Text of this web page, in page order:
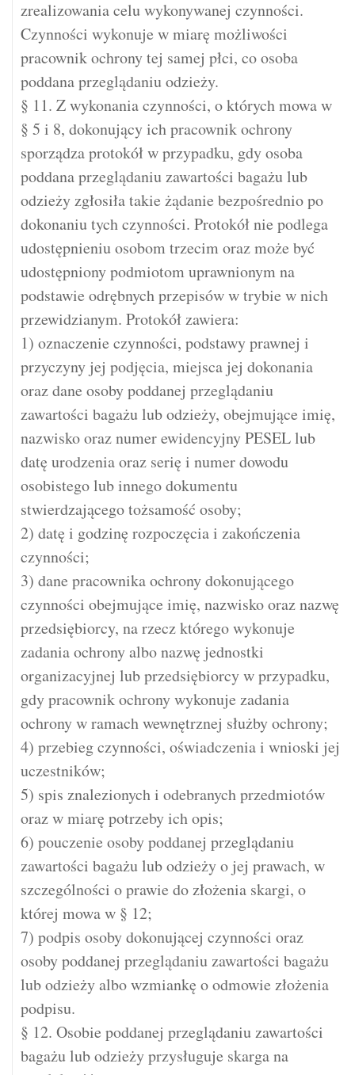
zrealizowania celu wykonywanej czynności.
Czynności wykonuje w miarę możliwości
pracownik ochrony tej samej płci, co osoba
poddana przeglądaniu odzieży.
§ 11. Z wykonania czynności, o których mowa w
§ 5 i 8, dokonujący ich pracownik ochrony
sporządza protokół w przypadku, gdy osoba
poddana przeglądaniu zawartości bagażu lub
odzieży zgłosiła takie żądanie bezpośrednio po
dokonaniu tych czynności. Protokół nie podlega
udostępnieniu osobom trzecim oraz może być
udostępniony podmiotom uprawnionym na
podstawie odrębnych przepisów w trybie w nich
przewidzianym. Protokół zawiera:
1) oznaczenie czynności, podstawy prawnej i
przyczyny jej podjęcia, miejsca jej dokonania
oraz dane osoby poddanej przeglądaniu
zawartości bagażu lub odzieży, obejmujące imię,
nazwisko oraz numer ewidencyjny PESEL lub
datę urodzenia oraz serię i numer dowodu
osobistego lub innego dokumentu
stwierdzającego tożsamość osoby;
2) datę i godzinę rozpoczęcia i zakończenia
czynności;
3) dane pracownika ochrony dokonującego
czynności obejmujące imię, nazwisko oraz nazwę
przedsiębiorcy, na rzecz którego wykonuje
zadania ochrony albo nazwę jednostki
organizacyjnej lub przedsiębiorcy w przypadku,
gdy pracownik ochrony wykonuje zadania
ochrony w ramach wewnętrznej służby ochrony;
4) przebieg czynności, oświadczenia i wnioski jej
uczestników;
5) spis znalezionych i odebranych przedmiotów
oraz w miarę potrzeby ich opis;
6) pouczenie osoby poddanej przeglądaniu
zawartości bagażu lub odzieży o jej prawach, w
szczególności o prawie do złożenia skargi, o
której mowa w § 12;
7) podpis osoby dokonującej czynności oraz
osoby poddanej przeglądaniu zawartości bagażu
lub odzieży albo wzmiankę o odmowie złożenia
podpisu.
§ 12. Osobie poddanej przeglądaniu zawartości
bagażu lub odzieży przysługuje skarga na